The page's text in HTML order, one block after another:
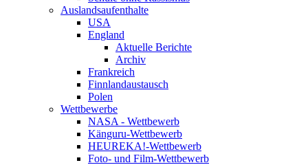
Auslandsaufenthalte
USA
England
Aktuelle Berichte
Archiv
Frankreich
Finnlandaustausch
Polen
Wettbewerbe
NASA - Wettbewerb
Känguru-Wettbewerb
HEUREKA!-Wettbewerb
Foto- und Film-Wettbewerb